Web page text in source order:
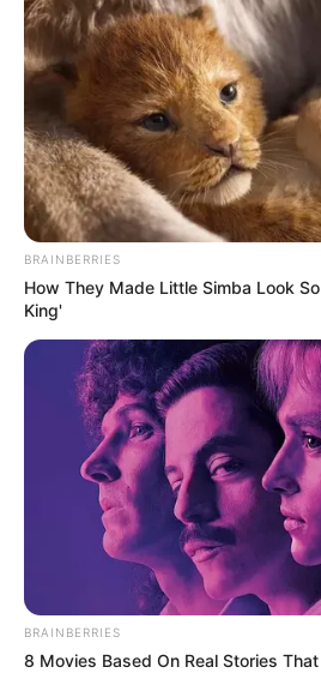
BRAINBERRIES
How They Made Little Simba Look
King'
BRAINBERRIES
8 Movies Based On Real Stories